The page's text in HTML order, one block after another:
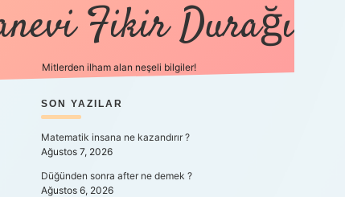
Fikir Durağı
Mitlerden ilham alan neşeli bilgiler!
SIDEBAR
SON YAZILAR
Matematik insana ne kazandırır ?
Ağustos 7, 2026
Düğünden sonra after ne demek ?
Ağustos 6, 2026